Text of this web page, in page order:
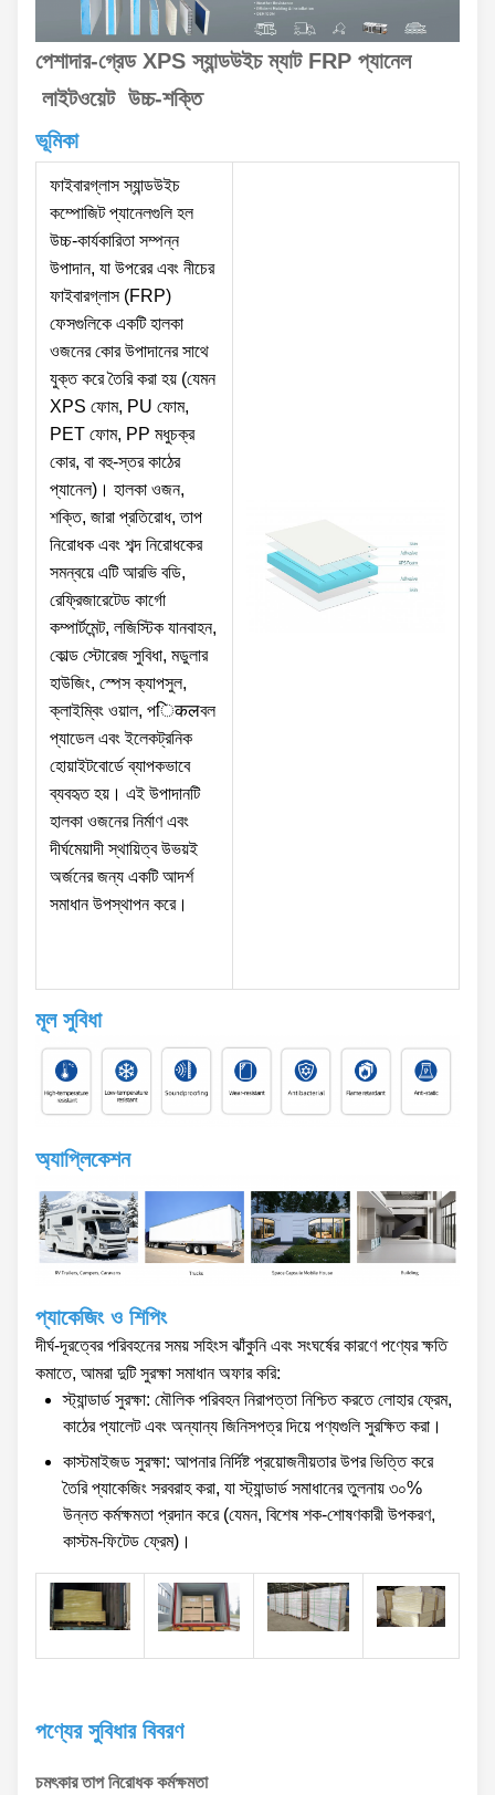
পেশাদার-গ্রেড XPS স্যান্ডউইচ ম্যাট FRP প্যানেল
লাইটওয়েট উচ্চ-শক্তি
ভূমিকা
ফাইবারগ্লাস স্যান্ডউইচ
কম্পোজিট প্যানেলগুলি হল
উচ্চ-কার্যকারিতা সম্পন্ন
উপাদান, যা উপরের এবং নীচের
ফাইবারগ্লাস (FRP)
ফেসগুলিকে একটি হালকা
ওজনের কোর উপাদানের সাথে
যুক্ত করে তৈরি করা হয় (যেমন
XPS ফোম, PU ফোম,
PET ফোম, PP মধুচক্র
কোর, বা বহু-স্তর কাঠের
প্যানেল)। হালকা ওজন,
শক্তি, জারা প্রতিরোধ, তাপ
নিরোধক এবং শব্দ নিরোধকের
সমন্বয়ে এটি আরভি বডি,
রেফ্রিজারেটেড কার্গো
কম্পার্টমেন্ট, লজিস্টিক যানবাহন,
কোল্ড স্টোরেজ সুবিধা, মডুলার
হাউজিং, স্পেস ক্যাপসুল,
ক্লাইম্বিং ওয়াল, পिकलবল
প্যাডেল এবং ইলেকট্রনিক
হোয়াইটবোর্ডে ব্যাপকভাবে
ব্যবহৃত হয়। এই উপাদানটি
হালকা ওজনের নির্মাণ এবং
দীর্ঘমেয়াদী স্থায়িত্ব উভয়ই
অর্জনের জন্য একটি আদর্শ
সমাধান উপস্থাপন করে।
মূল সুবিধা
অ্যাপ্লিকেশন
প্যাকেজিং ও শিপিং
দীর্ঘ-দূরত্বের পরিবহনের সময় সহিংস ঝাঁকুনি এবং সংঘর্ষের কারণে পণ্যের ক্ষতি
কমাতে, আমরা দুটি সুরক্ষা সমাধান অফার করি:
স্ট্যান্ডার্ড সুরক্ষা: মৌলিক পরিবহন নিরাপত্তা নিশ্চিত করতে লোহার ফ্রেম,
কাঠের প্যালেট এবং অন্যান্য জিনিসপত্র দিয়ে পণ্যগুলি সুরক্ষিত করা।
কাস্টমাইজড সুরক্ষা: আপনার নির্দিষ্ট প্রয়োজনীয়তার উপর ভিত্তি করে
তৈরি প্যাকেজিং সরবরাহ করা, যা স্ট্যান্ডার্ড সমাধানের তুলনায় ৩০%
উন্নত কর্মক্ষমতা প্রদান করে (যেমন, বিশেষ শক-শোষণকারী উপকরণ,
কাস্টম-ফিটেড ফ্রেম)।
পণ্যের সুবিধার বিবরণ
চমৎকার তাপ নিরোধক কর্মক্ষমতা